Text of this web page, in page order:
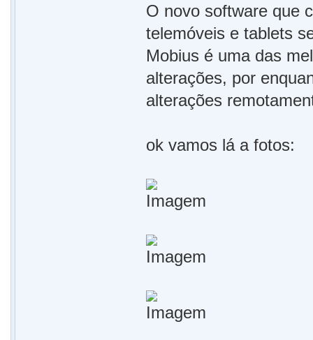
O novo software que
telemóveis e tablets
Mobius é uma das
alterações, por
alterações
ok vamos lá a fotos: